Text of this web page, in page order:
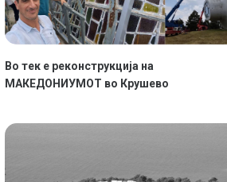
Во тек е реконструкција на
МАКЕДОНИУМОТ во Крушево